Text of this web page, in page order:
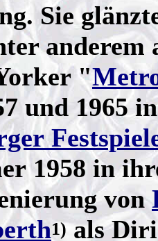
Sie
anderem
"
und 1965
1958 in
von
1)als